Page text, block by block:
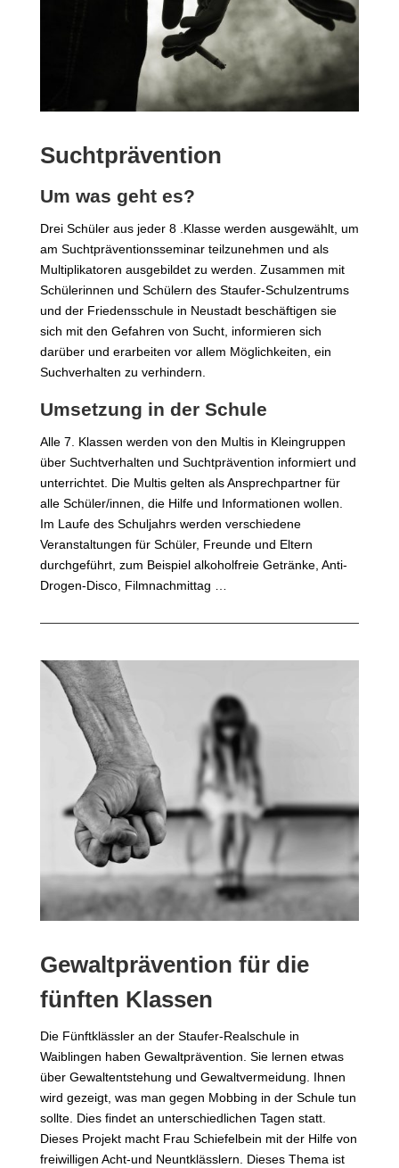
Suchtprävention
Um was geht es?
Drei Schüler aus jeder 8 .Klasse werden ausgewählt, um
am Suchtpräventionsseminar teilzunehmen und als
Multiplikatoren ausgebildet zu werden. Zusammen mit
Schülerinnen und Schülern des Staufer-Schulzentrums
und der Friedensschule in Neustadt beschäftigen sie
sich mit den Gefahren von Sucht, informieren sich
darüber und erarbeiten vor allem Möglichkeiten, ein
Suchverhalten zu verhindern.
Umsetzung in der Schule
Alle 7. Klassen werden von den Multis in Kleingruppen
über Suchtverhalten und Suchtprävention informiert und
unterrichtet. Die Multis gelten als Ansprechpartner für
alle Schüler/innen, die Hilfe und Informationen wollen.
Im Laufe des Schuljahrs werden verschiedene
Veranstaltungen für Schüler, Freunde und Eltern
durchgeführt, zum Beispiel alkoholfreie Getränke, Anti-
Drogen-Disco, Filmnachmittag …
Gewaltprävention für die
fünften Klassen
Die Fünftklässler an der Staufer-Realschule in
Waiblingen haben Gewaltprävention. Sie lernen etwas
über Gewaltentstehung und Gewaltvermeidung. Ihnen
wird gezeigt, was man gegen Mobbing in der Schule tun
sollte. Dies findet an unterschiedlichen Tagen statt.
Dieses Projekt macht Frau Schiefelbein mit der Hilfe von
freiwilligen Acht-und Neuntklässlern. Dieses Thema ist